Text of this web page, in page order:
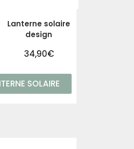
Lanterne solaire
design
34,90€
SOLAIRE